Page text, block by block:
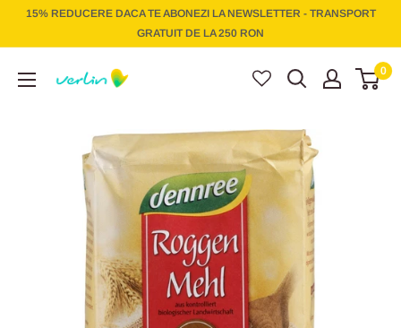
15% REDUCERE DACA TE ABONEZI LA NEWSLETTER - TRANSPORT
GRATUIT DE LA 250 RON
0